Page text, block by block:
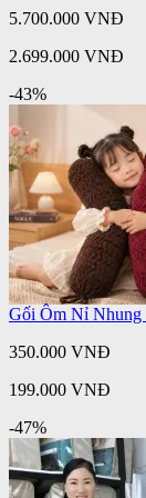
5.700.000 VNĐ
2.699.000 VNĐ
-43%
Gối Ôm Nỉ Nhung
350.000 VNĐ
199.000 VNĐ
-47%